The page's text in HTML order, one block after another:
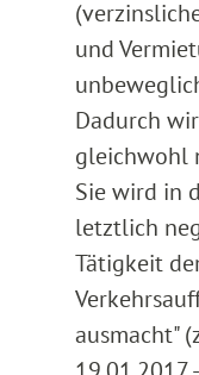
und
Dadurch
gleichwohl
Sie wird in
letztlich
Tätigkeit
ausmacht"